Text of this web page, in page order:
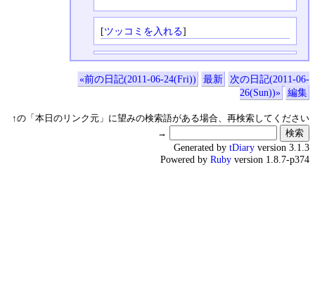
[ツッコミを入れる]
«前の日記(2011-06-24(Fri)) 最新
次の日記(2011-06-
26(Sun))»
編集
↑の「本日のリンク元」に望みの検索語がある場合、再検索してください
→
Generated by tDiary version 3.1.3
Powered by Ruby version 1.8.7-p374